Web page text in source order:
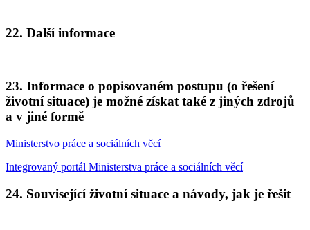
22. Další informace
23. Informace o popisovaném postupu (o řešení
životní situace) je možné získat také z jiných zdrojů
a v jiné formě
Ministerstvo práce a sociálních věcí
Integrovaný portál Ministerstva práce a sociálních věcí
24. Související životní situace a návody, jak je řešit